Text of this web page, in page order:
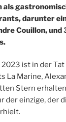
als
darunter
Couillon, und
2023 ist in der
La Marine,
Stern
der einzige, der